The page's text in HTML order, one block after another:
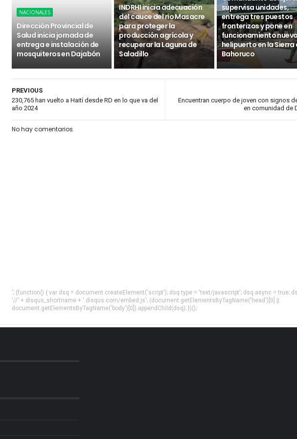
NACIONALES
Dirección Provincial de
Salud inicia jornada de
entrega e instalación de
mosquiteros en Dajabón
INDRHI inicia adecuación
del cauce del río Masacre
para proteger la
producción agrícola y
recuperar la Laguna de
Saladillo
supervisa unidades,
entrega tres puestos
fronterizos y pone en
funcionamiento
helipuerto en la Sierra
Bahoruco
Encuentran cuerpo de joven con signos
en comunidad de
PREVIOUS
230,765 han vuelto a Haití desde RD en lo que va del
año 2024
No hay comentarios.
'; (function() { var dsq = document.createElement('script'); dsq.type = 'text/javascript'; dsq.async = true;
'//' + disqus_shortname + '.disqus.com/embed.js'; (document.getElementsByTagName('head')[0] ||
document.getElementsByTagName('body')[0]).appendChild(dsq); })();